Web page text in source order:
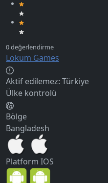
Lokum Games
Aktif edilemez: Türkiye
Ülke kontrolü
Bölge
Bangladesh
Platform IOS